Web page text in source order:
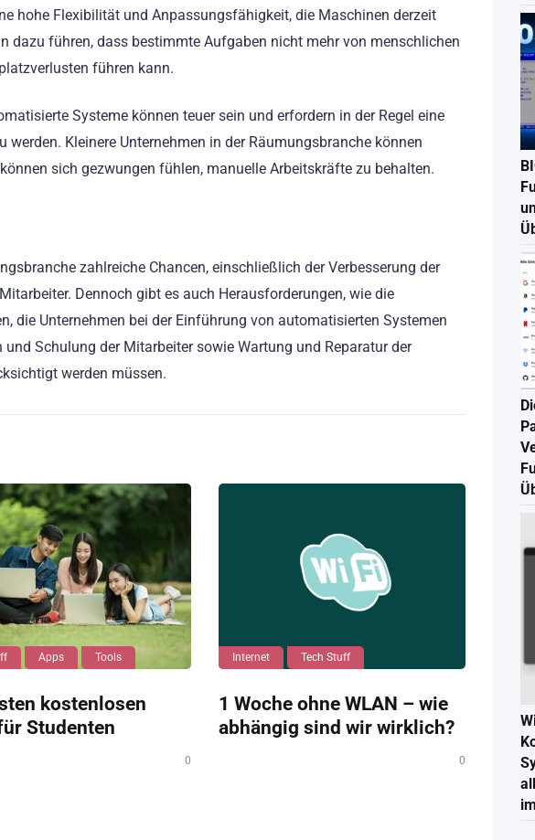
hohe Flexibilität und Anpassungsfähigkeit, die Maschinen derzeit
dazu führen, dass bestimmte Aufgaben nicht mehr von menschlichen
führen kann.
Systeme können teuer sein und erfordern in der Regel eine
Kleinere Unternehmen in der Räumungsbranche können
sich gezwungen fühlen, manuelle Arbeitskräfte zu behalten.
zahlreiche Chancen, einschließlich der Verbesserung der
Dennoch gibt es auch Herausforderungen, wie die
die Unternehmen bei der Einführung von automatisierten Systemen
Schulung der Mitarbeiter sowie Wartung und Reparatur der
werden müssen.
Apps Tools
kostenlosen
Studenten
0
Internet Tech Stuff
1 Woche ohne WLAN – wie
abhängig sind wir wirklich?
0